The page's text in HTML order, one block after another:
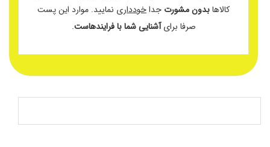
کالاهابدون مشورت جداخودداری نمایید. موارد این پست
صرفا برایآشنایی شما با فرایندهاست.